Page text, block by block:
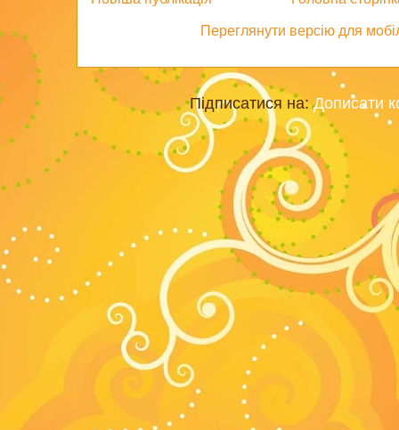
Переглянути версію для
Підписатися на:Дописати